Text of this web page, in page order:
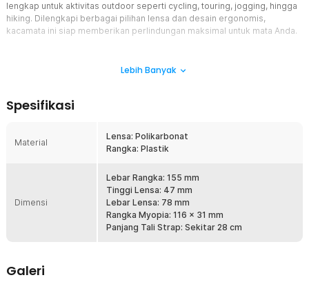
lengkap untuk aktivitas outdoor seperti cycling, touring, jogging, hingga
hiking. Dilengkapi berbagai pilihan lensa dan desain ergonomis,
kacamata ini siap memberikan perlindungan maksimal untuk mata Anda.
mengurangi pantulan cahaya dan silau dari sinar matahari.
bersepeda di siang hari maupun jalan terbuka. Teknologi ini
membantu meningkatkan visibilitas sehingga mata tidak cepat lelah
saat digunakan dalam waktu lama. Sangat cocok untuk aktivitas
5 Lensa Interchangeable
Dalam satu paket Anda akan mendapatkan 5 jenis lensa berbeda
yang dapat diganti sesuai kondisi cuaca dan pencahayaan. Anda
bisa memilih lensa gelap untuk siang terik, lensa bening untuk
digunakan tanpa alat tambahan. Fitur ini membuat kacamata cycling
sunglasses menjadi lebih fleksibel untuk berbagai aktivitas
Lebih Banyak
Spesifikasi
Material
Lensa: Polikarbonat
Rangka: Plastik
Dimensi
Lebar Rangka: 155 mm
Tinggi Lensa: 47 mm
Lebar Lensa: 78 mm
Rangka Myopia: 116 x 31 mm
Panjang Tali Strap: Sekitar 28 cm
Galeri